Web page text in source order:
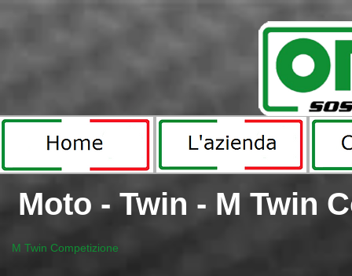
Moto - Twin - M Twin
M Twin Competizione